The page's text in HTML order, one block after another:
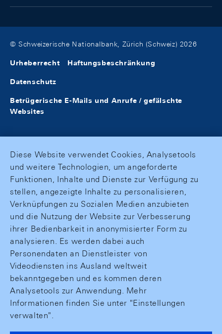
© Schweizerische Nationalbank, Zürich (Schweiz) 2026
Urheberrecht Haftungsbeschränkung
Datenschutz
Betrügerische E-Mails und Anrufe / gefälschte
Websites
Diese Website verwendet Cookies, Analysetools
und weitere Technologien, um angeforderte
Funktionen, Inhalte und Dienste zur Verfügung zu
stellen, angezeigte Inhalte zu personalisieren,
Verknüpfungen zu Sozialen Medien anzubieten
und die Nutzung der Website zur Verbesserung
ihrer Bedienbarkeit in anonymisierter Form zu
analysieren. Es werden dabei auch
Personendaten an Dienstleister von
Videodiensten ins Ausland weltweit
bekanntgegeben und es kommen deren
Analysetools zur Anwendung. Mehr
Informationen finden Sie unter "Einstellungen
verwalten".